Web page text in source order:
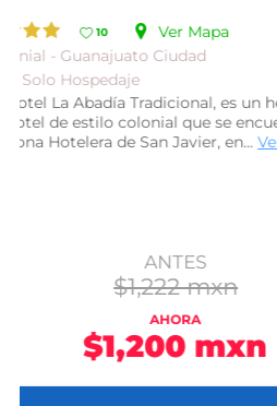
10
Colonial - Guanajuato Ciudad
Plan Solo Hospedaje
Hotel Villa María Cristina,
Paseo de la Presa, con
Cerro de la Bufa en la
$2,493
$1,961